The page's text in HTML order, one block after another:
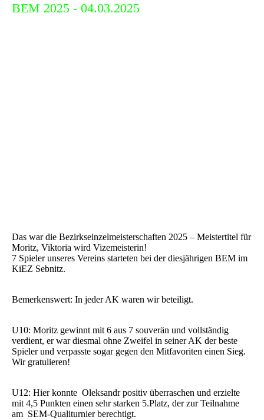
BEM 2025 - 04.03.2025
Das war die Bezirkseinzelmeisterschaften 2025 – Meistertitel für
Moritz, Viktoria wird Vizemeisterin!
7 Spieler unseres Vereins starteten bei der diesjährigen BEM im
KiEZ Sebnitz.
Bemerkenswert: In jeder AK waren wir beteiligt.
U10: Moritz gewinnt mit 6 aus 7 souverän und vollständig
verdient, er war diesmal ohne Zweifel in seiner AK der beste
Spieler und verpasste sogar gegen den Mitfavoriten einen Sieg.
Wir gratulieren!
U12: Hier konnte Oleksandr positiv überraschen und erzielte
mit 4,5 Punkten einen sehr starken 5.Platz, der zur Teilnahme
am SEM-Qualiturnier berechtigt.